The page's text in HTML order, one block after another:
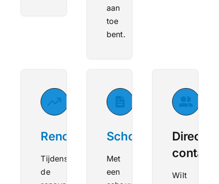
aan
toe
bent.
Renovatie
Tijdens
de
Schouwrapportage
Met
een
Direct
contact
Wilt